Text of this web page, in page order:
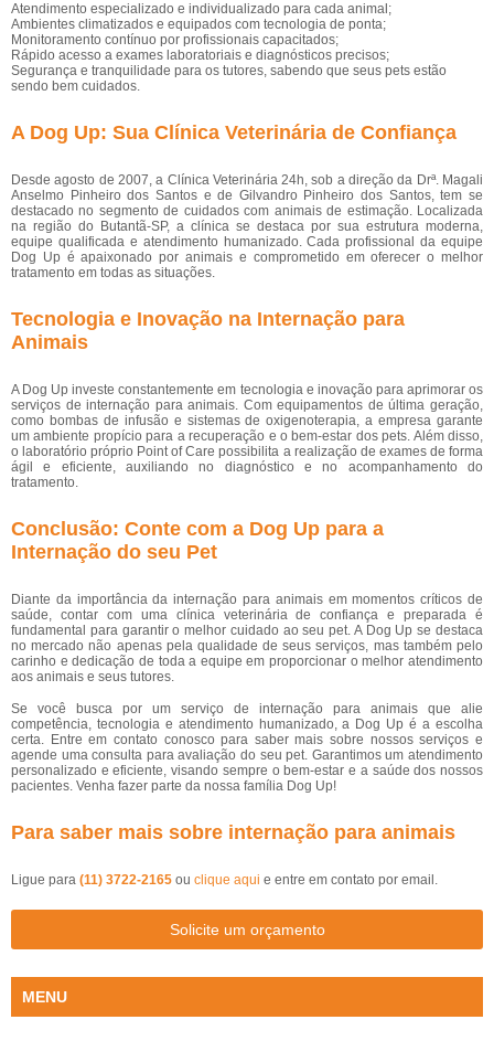
Atendimento especializado e individualizado para cada animal;
Ambientes climatizados e equipados com tecnologia de ponta;
Monitoramento contínuo por profissionais capacitados;
Rápido acesso a exames laboratoriais e diagnósticos precisos;
Segurança e tranquilidade para os tutores, sabendo que seus pets estão
sendo bem cuidados.
A Dog Up: Sua Clínica Veterinária de Confiança
Desde agosto de 2007, a Clínica Veterinária 24h, sob a direção da Drª. Magali
Anselmo Pinheiro dos Santos e de Gilvandro Pinheiro dos Santos, tem se
destacado no segmento de cuidados com animais de estimação. Localizada
na região do Butantã-SP, a clínica se destaca por sua estrutura moderna,
equipe qualificada e atendimento humanizado. Cada profissional da equipe
Dog Up é apaixonado por animais e comprometido em oferecer o melhor
tratamento em todas as situações.
Tecnologia e Inovação na Internação para
Animais
A Dog Up investe constantemente em tecnologia e inovação para aprimorar os
serviços de internação para animais. Com equipamentos de última geração,
como bombas de infusão e sistemas de oxigenoterapia, a empresa garante
um ambiente propício para a recuperação e o bem-estar dos pets. Além disso,
o laboratório próprio Point of Care possibilita a realização de exames de forma
ágil e eficiente, auxiliando no diagnóstico e no acompanhamento do
tratamento.
Conclusão: Conte com a Dog Up para a
Internação do seu Pet
Diante da importância da internação para animais em momentos críticos de
saúde, contar com uma clínica veterinária de confiança e preparada é
fundamental para garantir o melhor cuidado ao seu pet. A Dog Up se destaca
no mercado não apenas pela qualidade de seus serviços, mas também pelo
carinho e dedicação de toda a equipe em proporcionar o melhor atendimento
aos animais e seus tutores.
Se você busca por um serviço de internação para animais que alie
competência, tecnologia e atendimento humanizado, a Dog Up é a escolha
certa. Entre em contato conosco para saber mais sobre nossos serviços e
agende uma consulta para avaliação do seu pet. Garantimos um atendimento
personalizado e eficiente, visando sempre o bem-estar e a saúde dos nossos
pacientes. Venha fazer parte da nossa família Dog Up!
Para saber mais sobre internação para animais
Ligue para (11) 3722-2165 ou clique aqui e entre em contato por email.
Solicite um orçamento
MENU